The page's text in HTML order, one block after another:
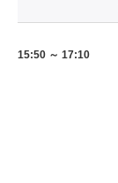
15:50 ～ 17:10